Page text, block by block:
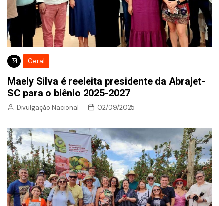
Geral
Maely Silva é reeleita presidente da Abrajet-
SC para o biênio 2025-2027
Divulgação Nacional 02/09/2025